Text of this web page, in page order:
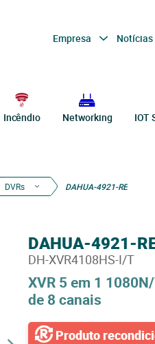
Empresa Notícias
Incêndio Networking IOT
DVRs DAHUA-4921-RE
XVR 5 em 1
de 8 canais
DAHUA-4921-
DH-XVR4108HS-I/T
Produto